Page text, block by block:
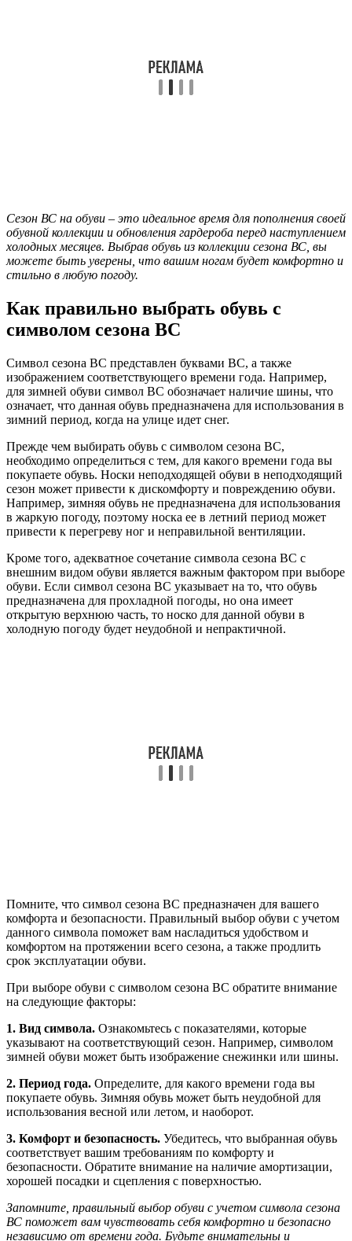
Сезон ВС на обуви – это идеальное время для пополнения своей
обувной коллекции и обновления гардероба перед наступлением
холодных месяцев. Выбрав обувь из коллекции сезона ВС, вы
можете быть уверены, что вашим ногам будет комфортно и
стильно в любую погоду.
Как правильно выбрать обувь с
символом сезона ВС
Символ сезона ВС представлен буквами ВС, а также
изображением соответствующего времени года. Например,
для зимней обуви символ ВС обозначает наличие шины, что
означает, что данная обувь предназначена для использования в
зимний период, когда на улице идет снег.
Прежде чем выбирать обувь с символом сезона ВС,
необходимо определиться с тем, для какого времени года вы
покупаете обувь. Носки неподходящей обуви в неподходящий
сезон может привести к дискомфорту и повреждению обуви.
Например, зимняя обувь не предназначена для использования
в жаркую погоду, поэтому носка ее в летний период может
привести к перегреву ног и неправильной вентиляции.
Кроме того, адекватное сочетание символа сезона ВС с
внешним видом обуви является важным фактором при выборе
обуви. Если символ сезона ВС указывает на то, что обувь
предназначена для прохладной погоды, но она имеет
открытую верхнюю часть, то носко для данной обуви в
холодную погоду будет неудобной и непрактичной.
Помните, что символ сезона ВС предназначен для вашего
комфорта и безопасности. Правильный выбор обуви с учетом
данного символа поможет вам насладиться удобством и
комфортом на протяжении всего сезона, а также продлить
срок эксплуатации обуви.
При выборе обуви с символом сезона ВС обратите внимание
на следующие факторы:
1. Вид символа. Ознакомьтесь с показателями, которые
указывают на соответствующий сезон. Например, символом
зимней обуви может быть изображение снежинки или шины.
2. Период года. Определите, для какого времени года вы
покупаете обувь. Зимняя обувь может быть неудобной для
использования весной или летом, и наоборот.
3. Комфорт и безопасность. Убедитесь, что выбранная обувь
соответствует вашим требованиям по комфорту и
безопасности. Обратите внимание на наличие амортизации,
хорошей посадки и сцепления с поверхностью.
Запомните, правильный выбор обуви с учетом символа сезона
ВС поможет вам чувствовать себя комфортно и безопасно
независимо от времени года. Будьте внимательны и